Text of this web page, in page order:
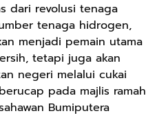
dari revolusi tenaga
tenaga hidrogen,
menjadi pemain utama
tetapi juga akan
negeri melalui cukai
pada majlis ramah
Bumiputera